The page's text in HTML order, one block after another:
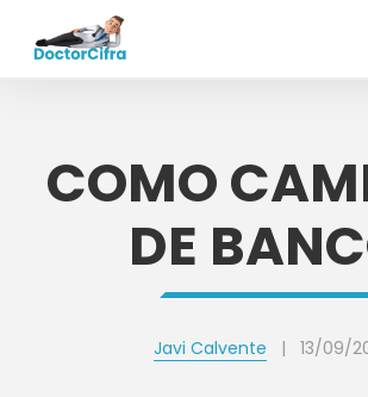
COMO
DE
Javi Calvente | 13/09/